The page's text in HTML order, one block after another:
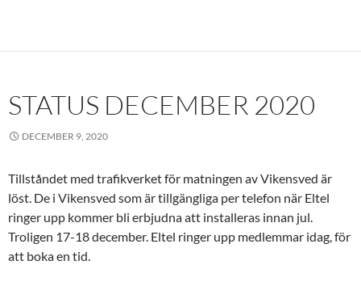
STATUS DECEMBER 2020
DECEMBER 9, 2020
Tillståndet med trafikverket för matningen av Vikensved är
löst. De i Vikensved som är tillgängliga per telefon när Eltel
ringer upp kommer bli erbjudna att installeras innan jul.
Troligen 17-18 december. Eltel ringer upp medlemmar idag, för
att boka en tid.